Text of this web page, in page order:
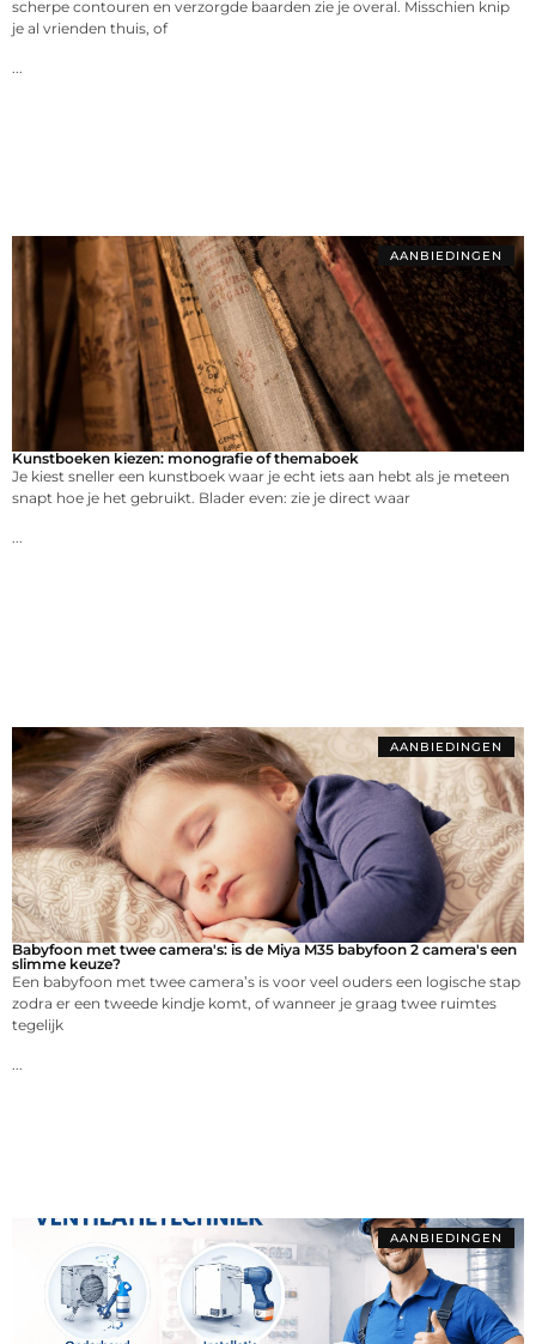
scherpe contouren en verzorgde baarden zie je overal. Misschien knip
je al vrienden thuis, of
AANBIEDINGEN
Kunstboeken kiezen: monografie of themaboek
Je kiest sneller een kunstboek waar je echt iets aan hebt als je meteen
snapt hoe je het gebruikt. Blader even: zie je direct waar
AANBIEDINGEN
Babyfoon met twee camera's: is de Miya M35 babyfoon 2 camera's een
slimme keuze?
Een babyfoon met twee camera’s is voor veel ouders een logische stap
zodra er een tweede kindje komt, of wanneer je graag twee ruimtes
tegelijk
AANBIEDINGEN